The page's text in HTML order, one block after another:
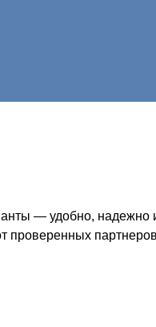
— удобно,
проверенных